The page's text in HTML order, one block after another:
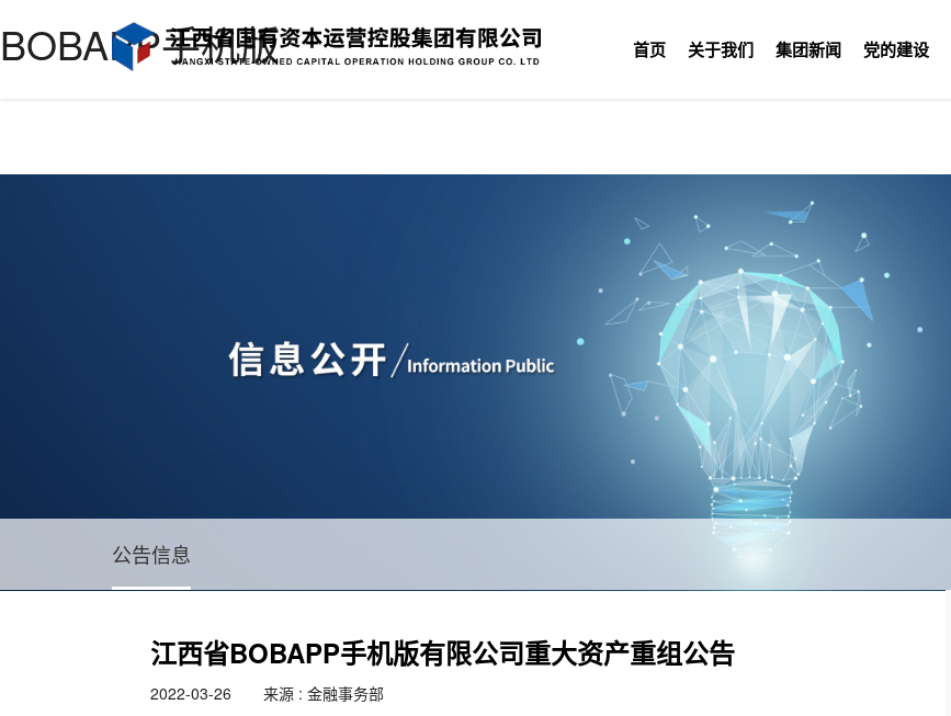
BOBAPP手机版 首页 关于我们 集团新闻 党的建设
公告信息
江西省BOBAPP手机版有限公司重大资产重组公告
2022-03-26 来源 : 金融事务部